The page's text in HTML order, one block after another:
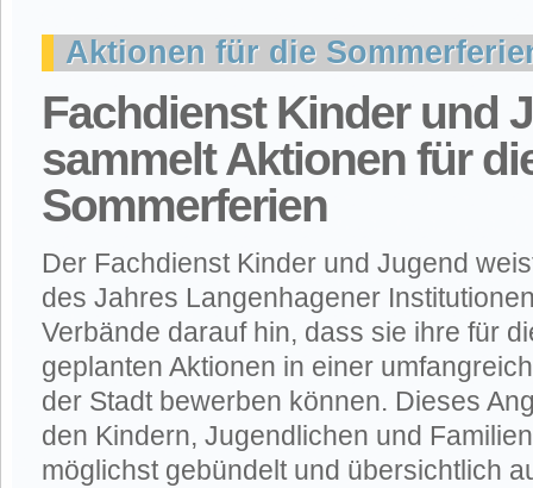
Aktionen für die
Fachdienst Kinder und
sammelt Aktionen für
Sommerferien
Der Fachdienst Kinder und Jugend
des Jahres Langenhagener
Verbände darauf hin, dass sie ihre für
geplanten Aktionen in einer
der Stadt bewerben können. Dieses
den Kindern, Jugendlichen und
möglichst gebündelt und übersichtlich